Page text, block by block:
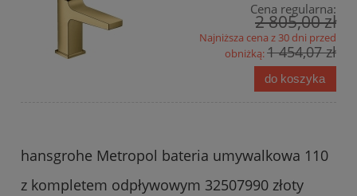
Cena regularna:
2 805,00 zł
Najniższa cena z 30 dni przed
obniżką:1 454,07 zł
do koszyka
hansgrohe Metropol bateria umywalkowa 110
z kompletem odpływowym 32507990 złoty